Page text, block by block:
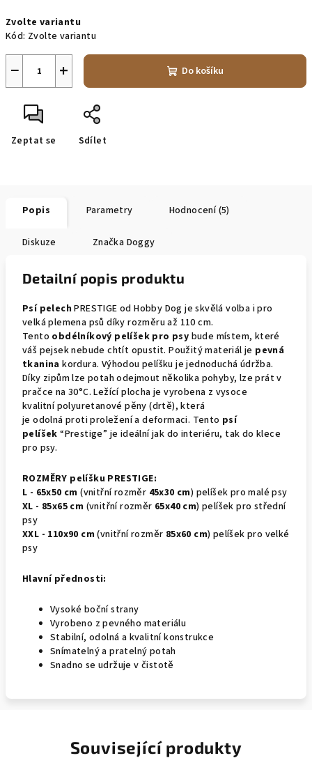
cena:
Zvolte variantu
Kód: Zvolte variantu
+
− Do košíku
Zeptat se Sdílet
Popis Parametry Hodnocení (5)
Diskuze Značka Doggy
Detailní popis produktu
Psí pelech PRESTIGE od Hobby Dog je skvělá volba i pro
velká plemena psů díky rozměru až 110 cm.
Tento obdélníkový pelíšek pro psy bude místem, které
váš pejsek nebude chtít opustit.Použitý materiál je pevná
tkanina kordura. Výhodou pelíšku je jednoduchá údržba.
Díky zipům lze potah odejmout několika pohyby, lze prát v
pračce na 30°C. Ležící plocha je vyrobena z vysoce
kvalitní polyuretanové pěny (drtě), která
je odolná proti proležení a deformaci. Tento psí
pelíšek “Prestige” je ideální jak do interiéru, tak do klece
pro psy.
ROZMĚRY pelíšku PRESTIGE:
L - 65x50 cm (vnitřní rozměr 45x30 cm) pelíšek pro malé psy
XL - 85x65 cm (vnitřní rozměr 65x40 cm) pelíšek pro střední
psy
XXL - 110x90 cm (vnitřní rozměr 85x60 cm) pelíšek pro velké
psy
Hlavní přednosti:
Vysoké boční strany
Vyrobeno z pevného materiálu
Stabilní, odolná a kvalitní konstrukce
Snímatelný a pratelný potah
Snadno se udržuje v čistotě
Související produkty